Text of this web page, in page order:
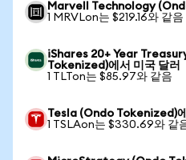
Marvell Technology
1 MRVLon는 $219.16와 같음
iShares 20+ Year
Tokenized)에서 미국 달러
1 TLTon는 $85.97와 같음
Tesla (Ondo Tokenized)
1 TSLAon는 $330.69와 같